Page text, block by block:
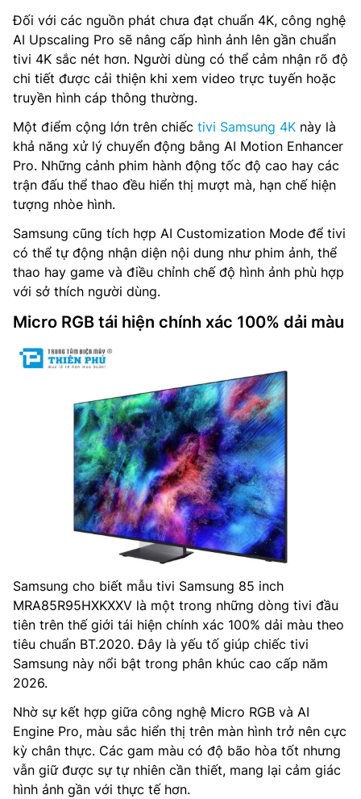
Đối với các nguồn phát chưa đạt chuẩn 4K, công nghệ
AI Upscaling Pro sẽ nâng cấp hình ảnh lên gần chuẩn
tivi 4K sắc nét hơn. Người dùng có thể cảm nhận rõ độ
chi tiết được cải thiện khi xem video trực tuyến hoặc
truyền hình cáp thông thường.
Một điểm cộng lớn trên chiếc tivi Samsung 4K này là
khả năng xử lý chuyển động bằng AI Motion Enhancer
Pro. Những cảnh phim hành động tốc độ cao hay các
trận đấu thể thao đều hiển thị mượt mà, hạn chế hiện
tượng nhòe hình.
Samsung cũng tích hợp AI Customization Mode để tivi
có thể tự động nhận diện nội dung như phim ảnh, thể
thao hay game và điều chỉnh chế độ hình ảnh phù hợp
với sở thích người dùng.
Micro RGB tái hiện chính xác 100% dải màu
Samsung cho biết mẫu tivi Samsung 85 inch
MRA85R95HXKXXV là một trong những dòng tivi đầu
tiên trên thế giới tái hiện chính xác 100% dải màu theo
tiêu chuẩn BT.2020. Đây là yếu tố giúp chiếc tivi
Samsung này nổi bật trong phân khúc cao cấp năm
2026.
Nhờ sự kết hợp giữa công nghệ Micro RGB và AI
Engine Pro, màu sắc hiển thị trên màn hình trở nên cực
kỳ chân thực. Các gam màu có độ bão hòa tốt nhưng
vẫn giữ được sự tự nhiên cần thiết, mang lại cảm giác
hình ảnh gần với thực tế hơn.